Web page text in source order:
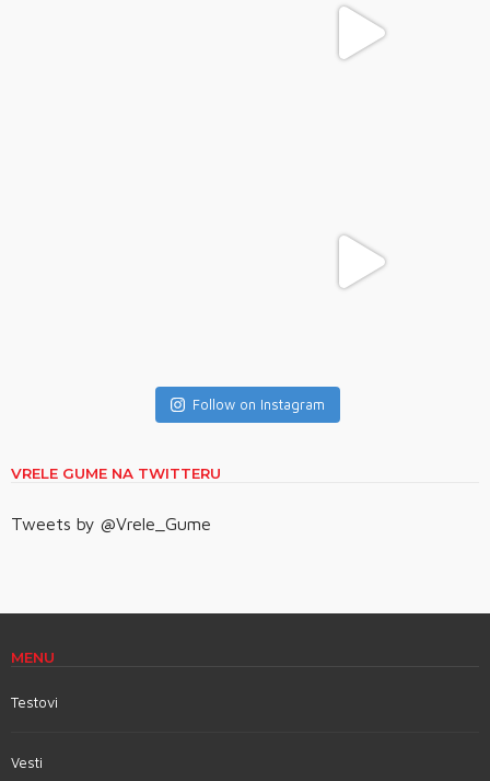
Follow on Instagram
VRELE GUME NA TWITTERU
Tweets by @Vrele_Gume
MENU
Testovi
Vesti